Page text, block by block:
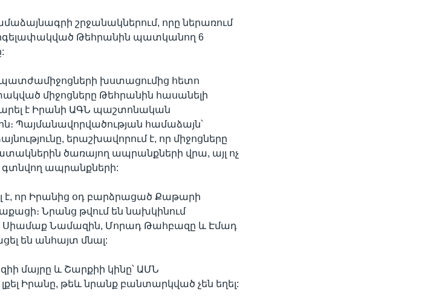
շրջանակներում, որը ներառում
Թեհրանին պատկանող 6
խստացումից հետո
միջոցները Թեհրանին հասանելի
է Իրանի ԱԳՆ պաշտոնական
Պայմանավորվածության համաձայն՝
երաշխավորում է, որ միջոցները
ծառայող ապրանքների վրա, այլ ոչ
ապրանքների:
է, որ Իրանից օդ բարձրացած Քաթարի
Նրանց թվում են նախկինում
Սիամաք Նամազին, Մորադ Թահբազը և Էմադ
են անհայտ մնալ:
մայրը և Շարքիի կինը՝ ԱՄՆ
Իրանը, թեև նրանք բանտարկված չեն եղել: